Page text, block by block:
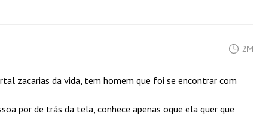
2M
zacarias da vida, tem homem que foi se encontrar com
por de trás da tela, conhece apenas oque ela quer que